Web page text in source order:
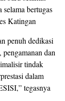
selama bertugas
Katingan
penuh dedikasi
dan
tindak
dalam
tegasnya